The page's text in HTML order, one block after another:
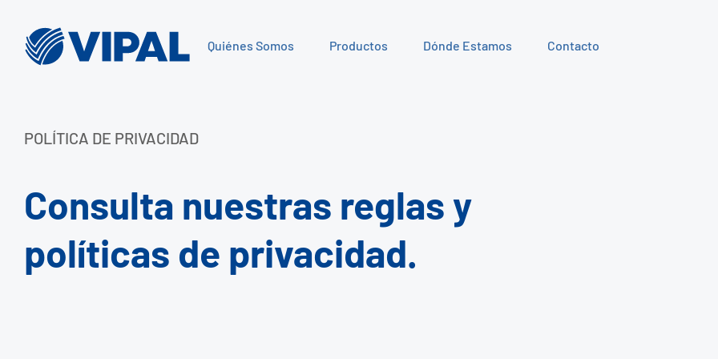
Quiénes Somos Productos Dónde Estamos Contacto
POLÍTICA DE PRIVACIDAD
Consulta nuestras reglas y
políticas de privacidad.